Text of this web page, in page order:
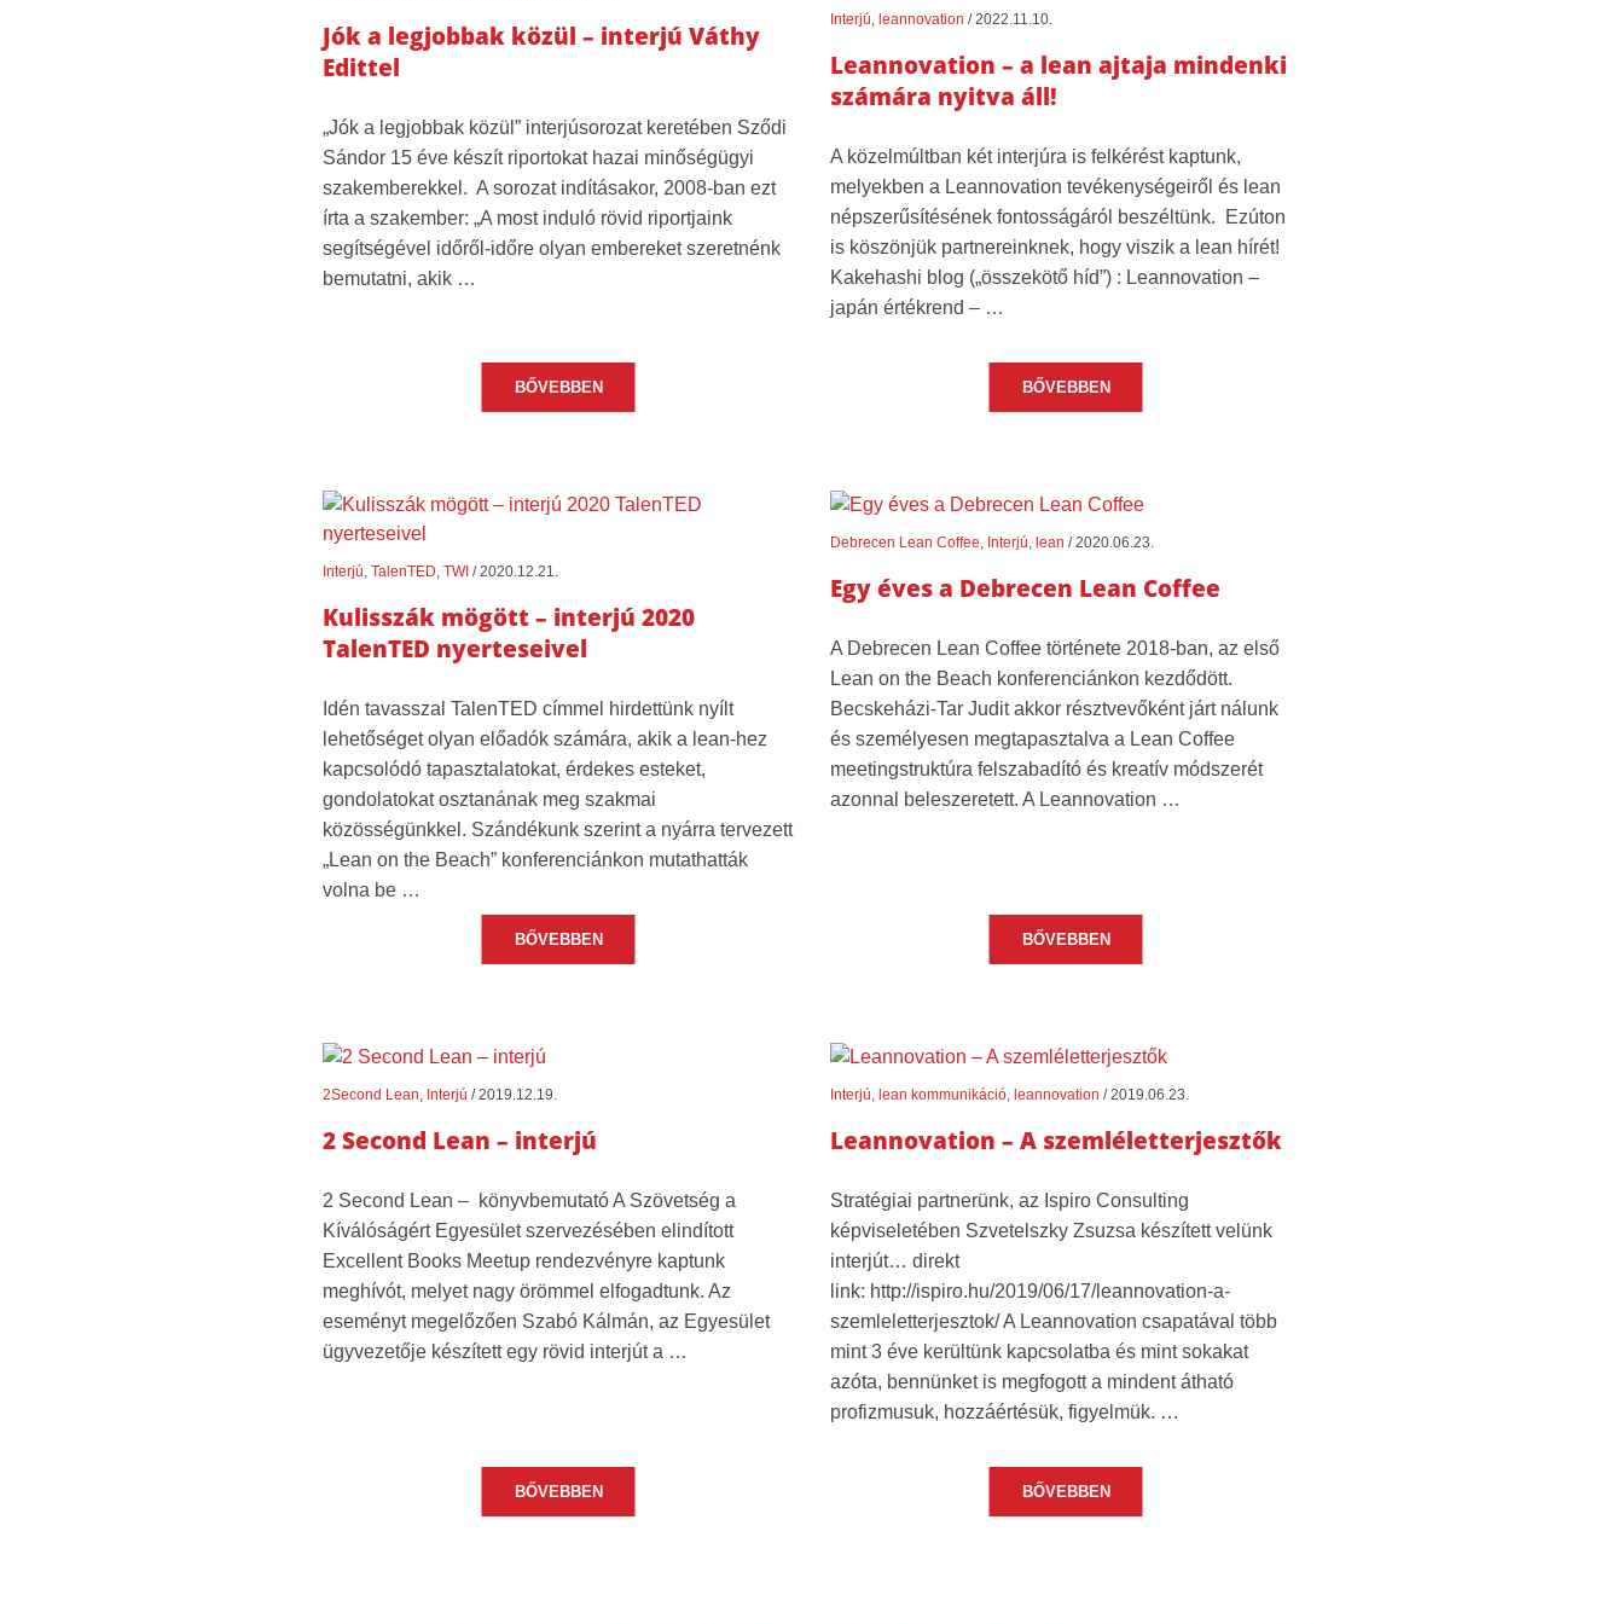
Jók a legjobbak közül – interjú Váthy
Edittel
„Jók a legjobbak közül” interjúsorozat keretében Sződi
Sándor 15 éve készít riportokat hazai minőségügyi
szakemberekkel. A sorozat indításakor, 2008-ban ezt
írta a szakember: „A most induló rövid riportjaink
segítségével időről-időre olyan embereket szeretnénk
bemutatni, akik …
BŐVEBBEN
Interjú leannovation /2022.11.10.
Leannovation – a lean ajtaja mindenki
számára nyitva áll!
A közelmúltban két interjúra is felkérést kaptunk,
melyekben a Leannovation tevékenységeiről és lean
népszerűsítésének fontosságáról beszéltünk. Ezúton
is köszönjük partnereinknek, hogy viszik a lean hírét!
Kakehashi blog („összekötő híd”) : Leannovation –
japán értékrend – …
BŐVEBBEN
Interjú TalenTED TWI /2020.12.21.
Kulisszák mögött – interjú 2020
TalenTED nyerteseivel
Idén tavasszal TalenTED címmel hirdettünk nyílt
lehetőséget olyan előadók számára, akik a lean-hez
kapcsolódó tapasztalatokat, érdekes esteket,
gondolatokat osztanának meg szakmai
közösségünkkel. Szándékunk szerint a nyárra tervezett
„Lean on the Beach” konferenciánkon mutathatták
volna be …
BŐVEBBEN
Debrecen Lean Coffee Interjú lean /2020.06.23.
Egy éves a Debrecen Lean Coffee
A Debrecen Lean Coffee története 2018-ban, az első
Lean on the Beach konferenciánkon kezdődött.
Becskeházi-Tar Judit akkor résztvevőként járt nálunk
és személyesen megtapasztalva a Lean Coffee
meetingstruktúra felszabadító és kreatív módszerét
azonnal beleszeretett. A Leannovation …
BŐVEBBEN
2Second Lean Interjú /2019.12.19.
2 Second Lean – interjú
2 Second Lean – könyvbemutató A Szövetség a
Kíválóságért Egyesület szervezésében elindított
Excellent Books Meetup rendezvényre kaptunk
meghívót, melyet nagy örömmel elfogadtunk. Az
eseményt megelőzően Szabó Kálmán, az Egyesület
ügyvezetője készített egy rövid interjút a …
BŐVEBBEN
Interjú lean kommunikáció leannovation /2019.06.23.
Leannovation – A szemléletterjesztők
Stratégiai partnerünk, az Ispiro Consulting
képviseletében Szvetelszky Zsuzsa készített velünk
interjút… direkt
link: http://ispiro.hu/2019/06/17/leannovation-a-
szemleletterjesztok/ A Leannovation csapatával több
mint 3 éve kerültünk kapcsolatba és mint sokakat
azóta, bennünket is megfogott a mindent átható
profizmusuk, hozzáértésük, figyelmük. …
BŐVEBBEN